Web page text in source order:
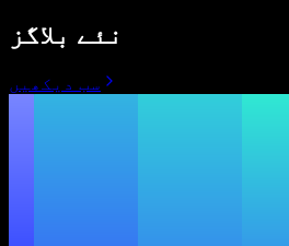
نئے بلاگز
سب دیکھیں